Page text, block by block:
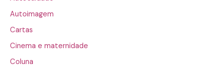
Autoimagem
Cartas
Cinema e maternidade
Coluna